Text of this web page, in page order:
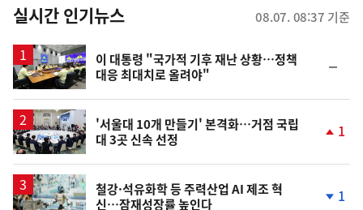
뉴
스
실시간 인기뉴스 08.07. 08:37 기준
이 대통령 "국가적 기후 재난 상황…정책
대응 최대치로 올려야"
일
'서울대 10개 만들기' 본격화…거점 국립
대 3곳 신속 선정
1
철강·석유화학 등 주력산업 AI 제조 혁
신…잠재성장률 높인다
1